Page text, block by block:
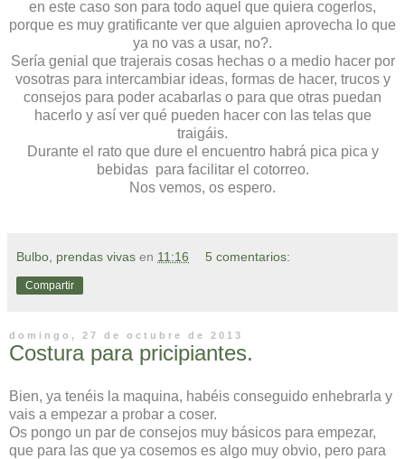
en este caso son para todo aquel que quiera cogerlos,
porque es muy gratificante ver que alguien aprovecha lo que
ya no vas a usar, no?.
Sería genial que trajerais cosas hechas o a medio hacer por
vosotras para intercambiar ideas, formas de hacer, trucos y
consejos para poder acabarlas o para que otras puedan
hacerlo y así ver qué pueden hacer con las telas que
traigáis.
Durante el rato que dure el encuentro habrá pica pica y
bebidas para facilitar el cotorreo.
Nos vemos, os espero.
Bulbo, prendas vivas en 11:16 5 comentarios:
Compartir
domingo, 27 de octubre de 2013
Costura para pricipiantes.
Bien, ya tenéis la maquina, habéis conseguido enhebrarla y
vais a empezar a probar a coser.
Os pongo un par de consejos muy básicos para empezar,
que para las que ya cosemos es algo muy obvio, pero para